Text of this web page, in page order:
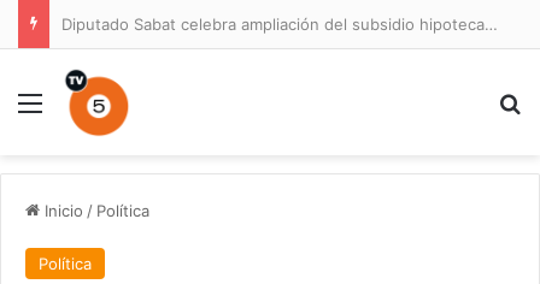
Diputado Sabat celebra ampliación del subsidio hipotecario con viviendas de hasta 6.000 UF
Menú
Inicio / Política
Política